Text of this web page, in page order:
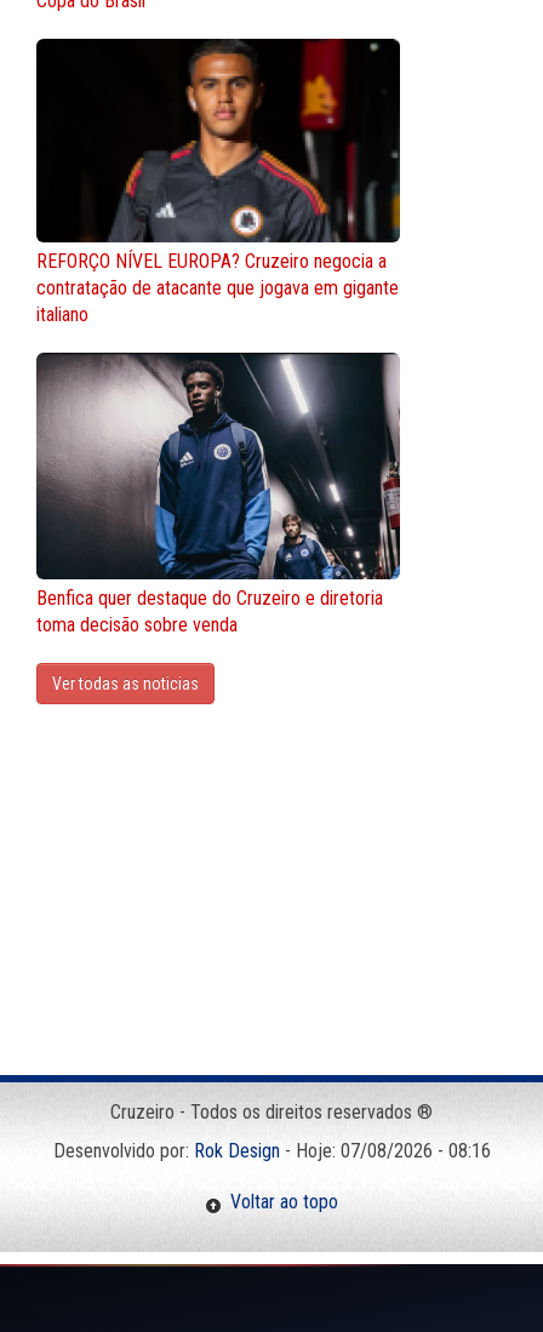
REFORÇO NÍVEL EUROPA? Cruzeiro negocia a
contratação de atacante que jogava em gigante
italiano
Benfica quer destaque do Cruzeiro e diretoria
toma decisão sobre venda
Ver todas as noticias
Cruzeiro - Todos os direitos reservados ®
Desenvolvido por: Rok Design- Hoje: 07/08/2026 - 08:16
Voltar ao topo